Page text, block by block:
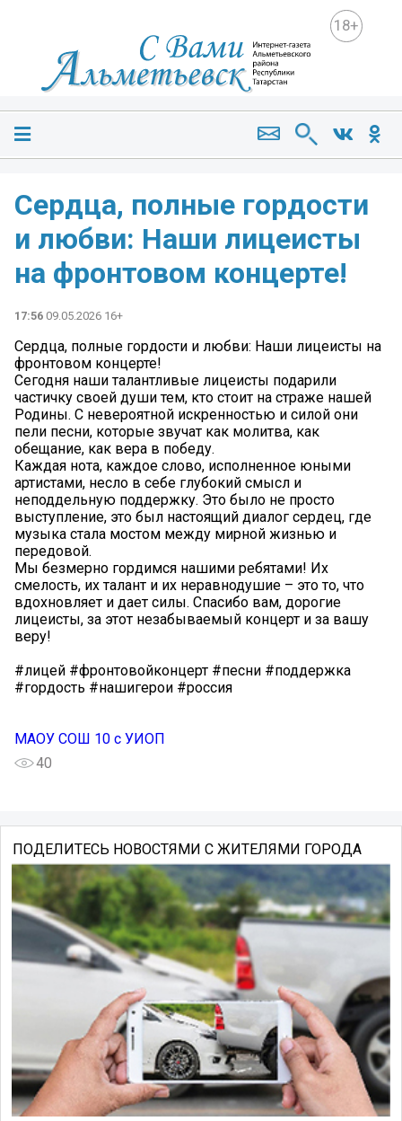
18+
Сердца, полные гордости
и любви: Наши лицеисты
на фронтовом концерте!
17:56 09.05.2026 16+
Сердца, полные гордости и любви: Наши лицеисты на
фронтовом концерте!
Сегодня наши талантливые лицеисты подарили
частичку своей души тем, кто стоит на страже нашей
Родины. С невероятной искренностью и силой они
пели песни, которые звучат как молитва, как
обещание, как вера в победу.
Каждая нота, каждое слово, исполненное юными
артистами, несло в себе глубокий смысл и
неподдельную поддержку. Это было не просто
выступление, это был настоящий диалог сердец, где
музыка стала мостом между мирной жизнью и
передовой.
Мы безмерно гордимся нашими ребятами! Их
смелость, их талант и их неравнодушие – это то, что
вдохновляет и дает силы. Спасибо вам, дорогие
лицеисты, за этот незабываемый концерт и за вашу
веру!
#лицей #фронтовойконцерт #песни #поддержка
#гордость #нашигерои #россия
МАОУ СОШ 10 с УИОП
40
ПОДЕЛИТЕСЬ НОВОСТЯМИ С ЖИТЕЛЯМИ ГОРОДА